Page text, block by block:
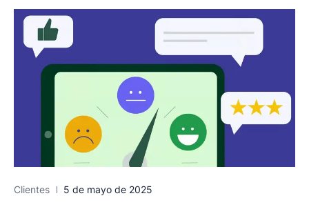
Casos de estudio
Se abre en una nueva ventana
Clientes 5 de mayo de 2025